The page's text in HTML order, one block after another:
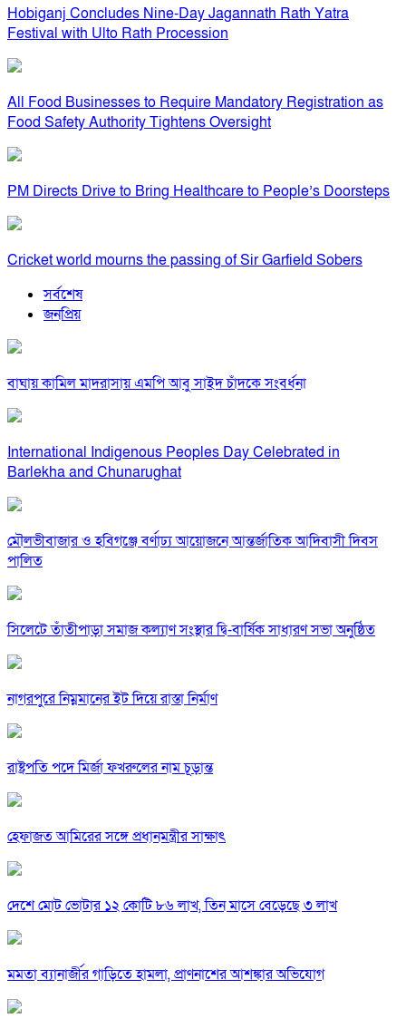
Hobiganj Concludes Nine-Day Jagannath Rath Yatra
Festival with Ulto Rath Procession
All Food Businesses to Require Mandatory Registration as
Food Safety Authority Tightens Oversight
PM Directs Drive to Bring Healthcare to People’s Doorsteps
Cricket world mourns the passing of Sir Garfield Sobers
সর্বশেষ
জনপ্রিয়
বাঘায় কামিল মাদরাসায় এমপি আবু সাইদ চাঁদকে সংবর্ধনা
International Indigenous Peoples Day Celebrated in
Barlekha and Chunarughat
মৌলভীবাজার ও হবিগঞ্জে বর্ণাঢ্য আয়োজনে আন্তর্জাতিক আদিবাসী দিবস
পালিত
সিলেটে তাঁতীপাড়া সমাজ কল্যাণ সংস্থার দ্বি-বার্ষিক সাধারণ সভা অনুষ্ঠিত
নাগরপুরে নিম্নমানের ইট দিয়ে রাস্তা নির্মাণ
রাষ্ট্রপতি পদে মির্জা ফখরুলের নাম চূড়ান্ত
হেফাজত আমিরের সঙ্গে প্রধানমন্ত্রীর সাক্ষাৎ
দেশে মোট ভোটার ১২ কোটি ৮৬ লাখ, তিন মাসে বেড়েছে ৩ লাখ
মমতা ব্যানার্জীর গাড়িতে হামলা, প্রাণনাশের আশঙ্কার অভিযোগ